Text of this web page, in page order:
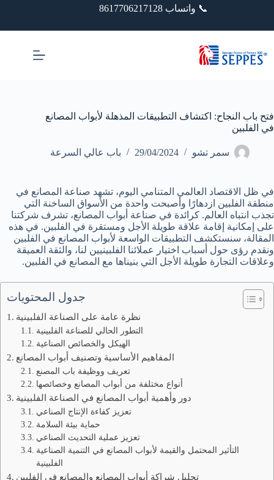
المحتوى
📞 واتساب 8617706217128
فتح باب النجاح: اكتشاف التطبيقات المذهلة لأبواب المصانع
في الفلبين
سمر تشو 29/04/2024 باب عالي السرعة
في ظل الاقتصاد العالمي المتنامي اليوم، تشهد صناعة المصانع في
منطقة الفلبين ازدهارًا وأصبحت واحدة من الأسواق الساخنة التي
تجذب انتباه العالم. كرائدة في صناعة أبواب المصانع، تشرف شركتنا
على إمكانية إقامة علاقة طويلة الأجل ومستقرة في الفلبين. في هذه
المقالة، سنستكشف التطبيقات الواسعة لأبواب المصانع في الفلبين
ونقدم رؤى حول أسباب اختيار عملائنا الفلبينيين لنا، والثقة العميقة
وعلاقات التجارة طويلة الأجل التي بنيناها مع المصانع في الفلبين.
جدول المحتويات
نظرة عامة على الصناعة الفلبينية
التطور الحالي للصناعة الفلبينية
الهيكل والخصائص الصناعية
المفاهيم الأساسية وتصنيف أبواب المصانع
تعريف ووظيفة باب المصنع
أنواع مختلفة من أبواب المصانع وخصائصها
دور وأهمية أبواب المصانع في الصناعة الفلبينية
تعزيز كفاءة الإنتاج الصناعي
حماية بيئة السلامة
تعزيز عملية التحديث الصناعي
التأثير المحتمل والقيمة لأبواب المصانع في التنمية الصناعية
الفلبينية
تحليل شراكة أبواب المصانع والمصانع في الفلبين